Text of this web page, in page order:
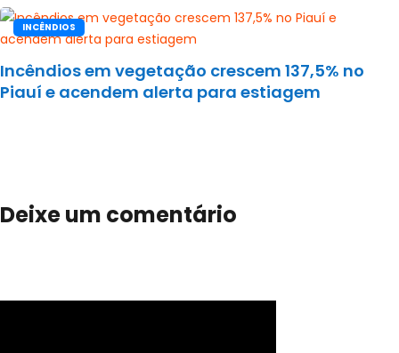
INCÊNDIOS
Incêndios em vegetação crescem 137,5% no
Piauí e acendem alerta para estiagem
Deixe um comentário